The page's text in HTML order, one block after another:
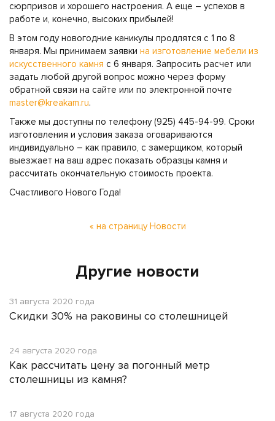
сюрпризов и хорошего настроения. А еще – успехов в
работе и, конечно, высоких прибылей!
В этом году новогодние каникулы продлятся с 1 по 8
января. Мы принимаем заявки на изготовление мебели из
искусственного камня с 6 января. Запросить расчет или
задать любой другой вопрос можно через форму
обратной связи на сайте или по электронной почте
master@kreakam.ru.
Также мы доступны по телефону (925) 445-94-99. Сроки
изготовления и условия заказа оговариваются
индивидуально – как правило, с замерщиком, который
выезжает на ваш адрес показать образцы камня и
рассчитать окончательную стоимость проекта.
Счастливого Нового Года!
« на страницу Новости
Другие новости
31 августа 2020 года
Скидки 30% на раковины со столешницей
24 августа 2020 года
Как рассчитать цену за погонный метр
столешницы из камня?
17 августа 2020 года